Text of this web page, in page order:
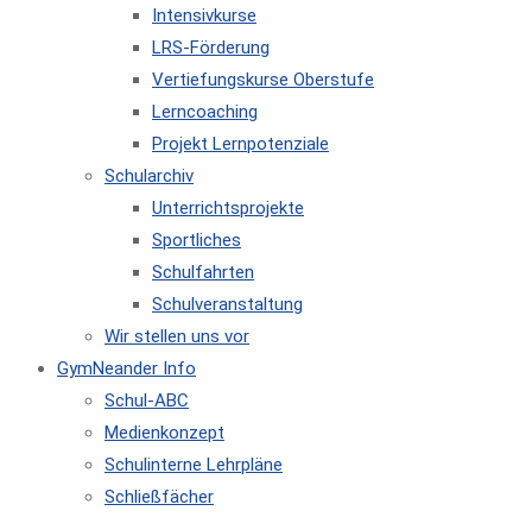
Intensivkurse
LRS-Förderung
Vertiefungskurse Oberstufe
Lerncoaching
Projekt Lernpotenziale
Schularchiv
Unterrichtsprojekte
Sportliches
Schulfahrten
Schulveranstaltung
Wir stellen uns vor
GymNeander Info
Schul-ABC
Medienkonzept
Schulinterne Lehrpläne
Schließfächer